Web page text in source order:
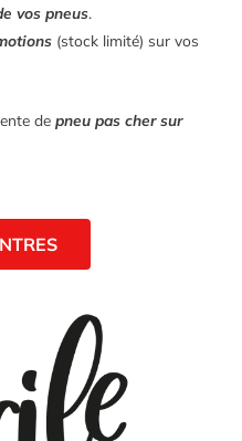
vos pneus.
(stock limité) sur vos
de pneu pas cher sur